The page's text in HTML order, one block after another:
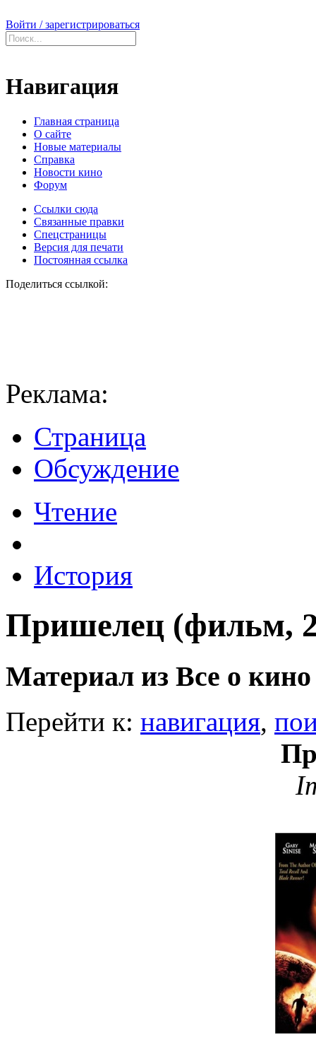
Войти / зарегистрироваться
Навигация
Главная страница
О сайте
Новые материалы
Справка
Новости кино
Форум
Ссылки сюда
Связанные правки
Спецстраницы
Версия для печати
Постоянная ссылка
Поделиться ссылкой:
Реклама:
Страница
Обсуждение
Чтение
История
Пришелец (фильм,
Материал из Все о кино
Перейти к: навигация,